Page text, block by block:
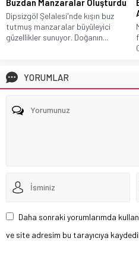
Buzdan Manzaralar Oluşturdu
Dipsizgöl Şelalesi'nde kışın buz
tutmuş manzaralar büyüleyici
güzellikler sunuyor. Doğanın...
YORUMLAR
Daha sonraki yorumlarımda
ve site adresim bu tarayıcıya